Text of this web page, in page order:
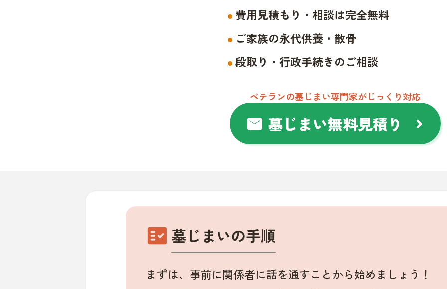
費用見積もり・相談は完全無料
ご家族の永代供養・散骨
段取り・行政手続きのご相談
ベテランの墓じまい専門家がじっくり対応
mail 墓じまい無料見積り chevron_right
fact_check 墓じまいの手順
まずは、事前に関係者に話を通すことから始めましょう！